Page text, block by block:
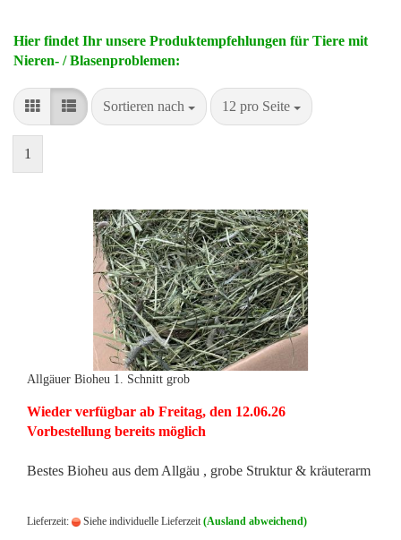
Hier findet Ihr unsere Produktempfehlungen für Tiere mit
Nieren- / Blasenproblemen:
Sortieren nach
Sortieren nach 12 pro Seite
pro Seite
1
Allgäuer Bioheu 1. Schnitt grob
Wieder verfügbar ab Freitag, den 12.06.26
Vorbestellung bereits möglich
Bestes Bioheu aus dem Allgäu , grobe Struktur & kräuterarm
Lieferzeit: Siehe individuelle Lieferzeit (Ausland abweichend)